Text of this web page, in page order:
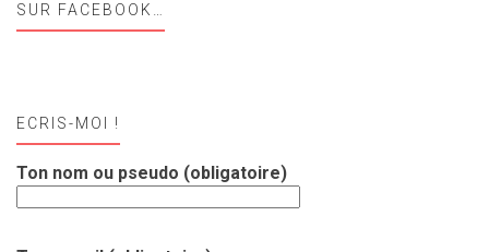
SUR FACEBOOK…
ECRIS-MOI !
Ton nom ou pseudo (obligatoire)